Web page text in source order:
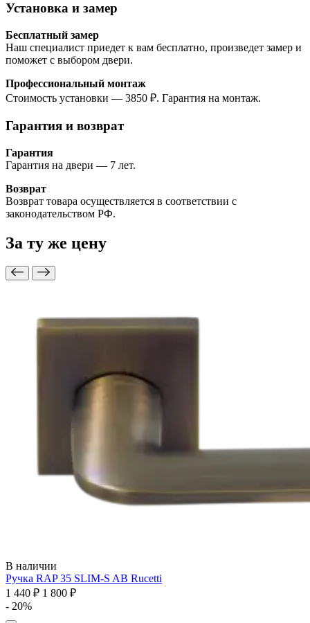
Установка и замер
Бесплатный замер
Наш специалист приедет к вам бесплатно, произведет замер и
поможет с выбором двери.
Профессиональный монтаж
Стоимость установки — 3850 ₽. Гарантия на монтаж.
Гарантия и возврат
Гарантия
Гарантия на двери — 7 лет.
Возврат
Возврат товара осуществляется в соответствии с
законодательством РФ.
За ту же цену
В наличии
Ручка RAP 35 SLIM-S AB Rucetti
1 440 ₽ 1 800 ₽
- 20%